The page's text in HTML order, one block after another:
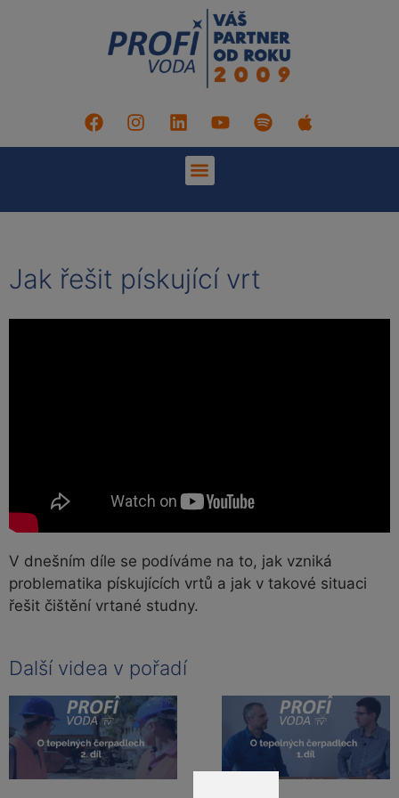
Jak řešit pískující vrt
V dnešním díle se podíváme na to, jak vzniká
problematika pískujících vrtů a jak v takové situaci
řešit čištění vrtané studny.
Další videa v pořadí